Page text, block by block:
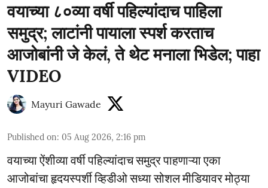
वयाच्या ८०व्या वर्षी पहिल्यांदाच पाहिला
समुद्र; लाटांनी पायाला स्पर्श करताच
आजोबांनी जे केलं, ते थेट मनाला भिडेल; पाहा
VIDEO
Mayuri Gawade
Published on: 05 Aug 2026, 2:16 pm
वयाच्या ऐंशीव्या वर्षी पहिल्यांदाच समुद्र पाहणाऱ्या एका
आजोबांचा हृदयस्पर्शी व्हिडीओ सध्या सोशल मीडियावर मोठ्या